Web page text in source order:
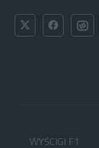
WYŚCIGI F1